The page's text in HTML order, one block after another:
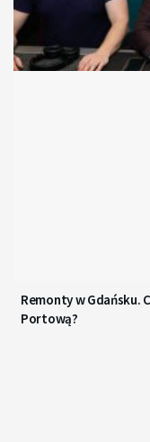
Remonty w Gdańsku.
Portową?